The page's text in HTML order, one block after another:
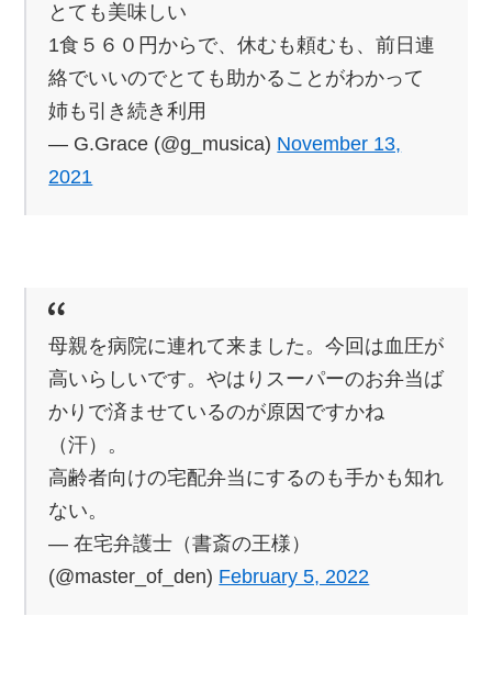
とても美味しい
1食５６０円からで、休むも頼むも、前日連
絡でいいのでとても助かることがわかって
姉も引き続き利用
— G.Grace (@g_musica) November 13,
2021
母親を病院に連れて来ました。今回は血圧が
高いらしいです。やはりスーパーのお弁当ば
かりで済ませているのが原因ですかね
（汗）。
高齢者向けの宅配弁当にするのも手かも知れ
ない。
— 在宅弁護士（書斎の王様）
(@master_of_den) February 5, 2022